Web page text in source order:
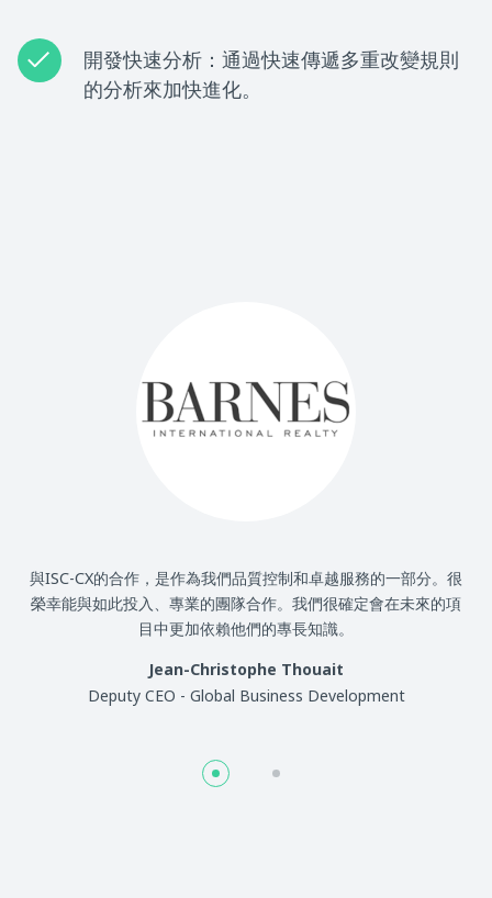
開發快速分析：通過快速傳遞多重改變規則
的分析來加快進化。
與ISC-CX的合作，是作為我們品質控制和卓越服務的一部分。很
榮幸能與如此投入、專業的團隊合作。我們很確定會在未來的項
目中更加依賴他們的專長知識。
Jean-Christophe Thouait
Deputy CEO - Global Business Development